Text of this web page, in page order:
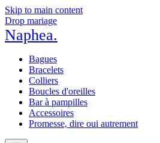
Skip to main content
Drop mariage
Naphea.
Bagues
Bracelets
Colliers
Boucles d'oreilles
Bar à pampilles
Accessoires
Promesse, dire oui autrement